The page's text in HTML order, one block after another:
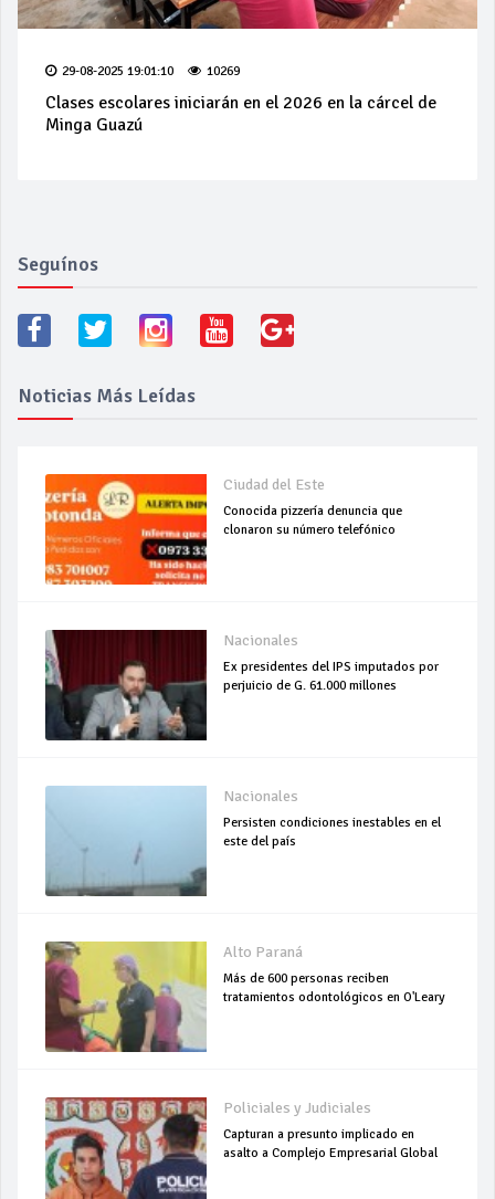
29-08-2025 19:01:10 10269
Clases escolares iniciarán en el 2026 en la cárcel de
Minga Guazú
Seguínos
Noticias Más Leídas
Ciudad del Este
Conocida pizzería denuncia que
clonaron su número telefónico
Nacionales
Ex presidentes del IPS imputados por
perjuicio de G. 61.000 millones
Nacionales
Persisten condiciones inestables en el
este del país
Alto Paraná
Más de 600 personas reciben
tratamientos odontológicos en O'Leary
Policiales y Judiciales
Capturan a presunto implicado en
asalto a Complejo Empresarial Global